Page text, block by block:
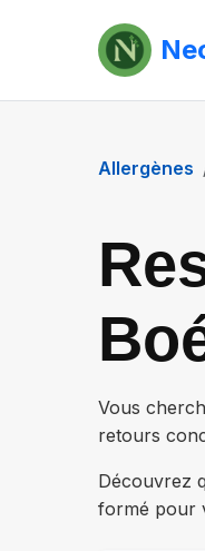
Allergènes
Vous
retours
Découvrez
formé pour